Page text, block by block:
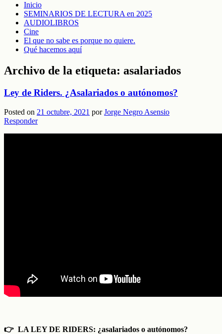
Inicio
SEMINARIOS DE LECTURA en 2025
AUDIOLIBROS
Cine
El que no sabe es porque no quiere.
Qué hacemos aquí
Archivo de la etiqueta: asalariados
Ley de Riders. ¿Asalariados o autónomos?
Posted on 21 octubre, 2021 porJorge Negro Asensio
Responder
👉 LA LEY DE RIDERS: ¿asalariados o autónomos?